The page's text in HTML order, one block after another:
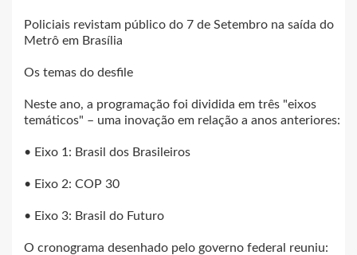
Policiais revistam público do 7 de Setembro na saída do
Metrô em Brasília
Os temas do desfile
Neste ano, a programação foi dividida em três "eixos
temáticos" – uma inovação em relação a anos anteriores:
• Eixo 1: Brasil dos Brasileiros
• Eixo 2: COP 30
• Eixo 3: Brasil do Futuro
O cronograma desenhado pelo governo federal reuniu: